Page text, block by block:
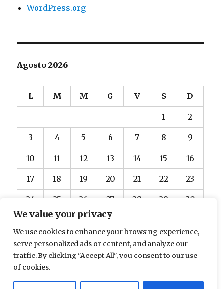
We value your privacy
We use cookies to enhance your browsing experience,
serve personalized ads or content, and analyze our
traffic. By clicking "Accept All", you consent to our use
of cookies.
WordPress.org
Agosto 2026
L M M G V S D
1 2
3 4 5 6 7 8 9
10 11 12 13 14 15 16
17 18 19 20 21 22 23
24 25 26 27 28 29 30
31
« Dic
Il passato lamento di Zuck Proudly powered by